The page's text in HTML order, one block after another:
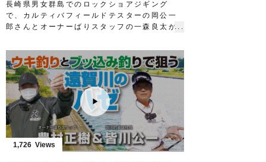
ワーム：シャッドテールワーム
ジグヘッド：静ヘッド 20〜30g
タックル②
リール：小型スピニングリール
メインライン:PE 1号
リーダー：フロロ 16lb
スナップ：剛力スナップ
ワーム：ホッグ系ワーム
ジグヘッド：ファイアヘッド 20〜30g
タックル③
ロッド：ハゼクラ用ロッド 6ft3in
リール：小型スピニングリール
長崎県男女群島でのロックショアジギング
で、カルティバフィールドテスターの岡公一
郎さんとオーナーばりスタッフの一森良太が
水面で勝負するトップウォータープラグに対
し、海底から釣り始めるメタルジグは、ある
意味両極端なアプローチですが、双方やるこ
とで互いを補い合うメリットもあります。
状況に応じてそれぞれを駆使し、良型スマガ
ツオやヒレナガカンパチなどをキャッチしま
した。
■使用アイテム
・撃投ジグ レイドバック 100g
・撃投ジグ ストライク250g、200g
1,726